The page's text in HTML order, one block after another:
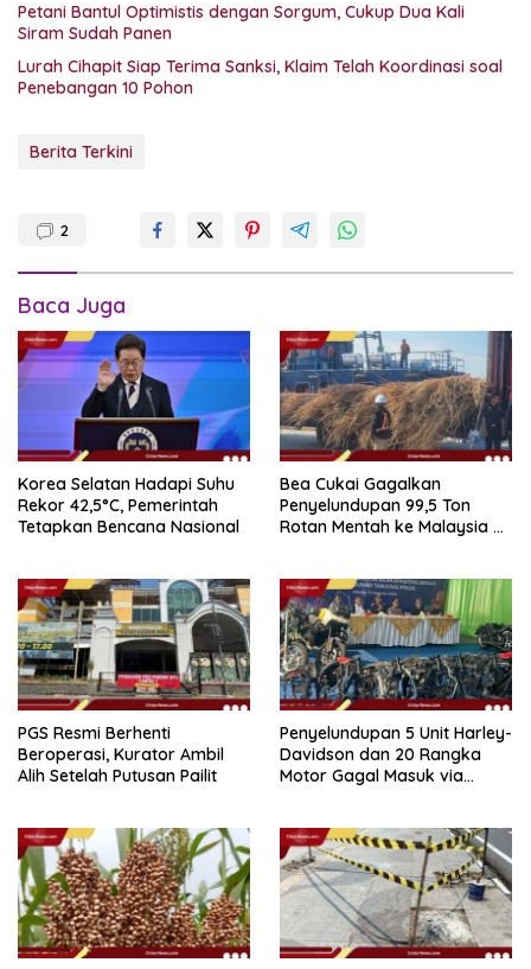
Petani Bantul Optimistis dengan Sorgum, Cukup Dua Kali
Siram Sudah Panen
Lurah Cihapit Siap Terima Sanksi, Klaim Telah Koordinasi soal
Penebangan 10 Pohon
Berita Terkini
2
Baca Juga
Korea Selatan Hadapi Suhu
Rekor 42,5°C, Pemerintah
Tetapkan Bencana Nasional
Bea Cukai Gagalkan
Penyelundupan 99,5 Ton
Rotan Mentah ke Malaysia di
PGS Resmi Berhenti
Beroperasi, Kurator Ambil
Alih Setelah Putusan Pailit
Penyelundupan 5 Unit Harley-
Davidson dan 20 Rangka
Motor Gagal Masuk via